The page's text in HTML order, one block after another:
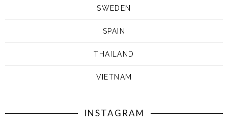
SWEDEN
SPAIN
THAILAND
VIETNAM
INSTAGRAM